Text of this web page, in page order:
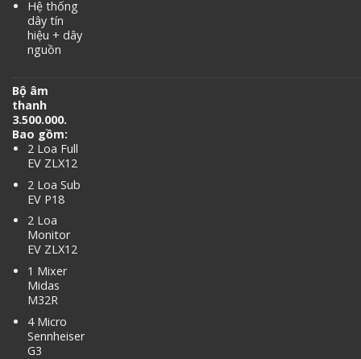
Hệ thống
dây tín
hiệu + dây
nguồn
Bộ âm
thanh
3.500.000.
Bao gồm:
2 Loa Full
EV ZLX12
2 Loa Sub
EV P18
2 Loa
Monitor
EV ZLX12
1 Mixer
Midas
M32R
4 Micro
Sennheiser
G3